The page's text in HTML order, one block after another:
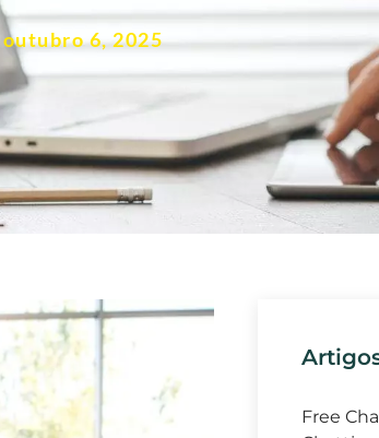
outubro 6, 2025
Free